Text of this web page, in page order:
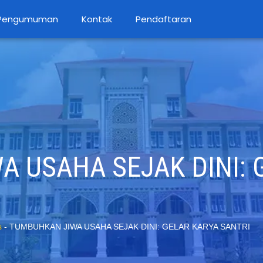
Kontak Pendaftaran
USAHA SEJAK DINI:
-TUMBUHKAN JIWA USAHA SEJAK DINI: GELAR KARYA SANTRI